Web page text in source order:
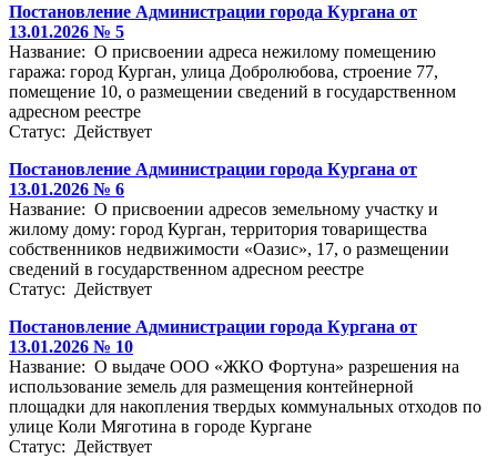
Постановление Администрации города Кургана от
13.01.2026 № 5
Название: О присвоении адреса нежилому помещению
гаража: город Курган, улица Добролюбова, строение 77,
помещение 10, о размещении сведений в государственном
адресном реестре
Статус: Действует
Постановление Администрации города Кургана от
13.01.2026 № 6
Название: О присвоении адресов земельному участку и
жилому дому: город Курган, территория товарищества
собственников недвижимости «Оазис», 17, о размещении
сведений в государственном адресном реестре
Статус: Действует
Постановление Администрации города Кургана от
13.01.2026 № 10
Название: О выдаче ООО «ЖКО Фортуна» разрешения на
использование земель для размещения контейнерной
площадки для накопления твердых коммунальных отходов по
улице Коли Мяготина в городе Кургане
Статус: Действует